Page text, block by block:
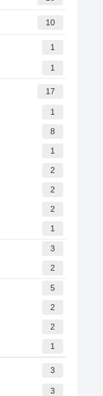
10
1
1
17
1
8
1
2
2
2
1
3
2
5
2
2
1
3
3